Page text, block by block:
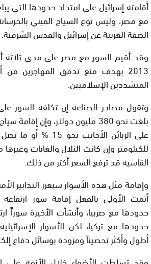
مع مصر، وليس نوع السياج المبني
الضفة الغربية عن إسرائيل والقدس الشرقية.
وقد أقيم السور مع مصر على مدى ثلاثة
2013 بهدف منع تدفق المهاجرين
المتشددين الإسلاميين.
وتقول مصادر الصناعة إن تكلفة السور
بلغت نحو 380 مليون دولار، وإن
للكيلومتر وإن كانت التلال والغابات
القاسية قد ترفع السعر أكثر من ذلك.
وإقامة مثل هذه الأسوار سيعزز التدابير
حدودها مع تركيا، لكن الأسوار
أطول وأكثر تحصيناً ومزودة بوسائل دفاع